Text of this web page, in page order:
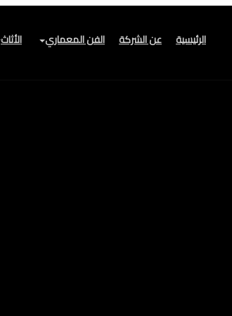
الرئيسية عن الشركة الفن المعماري الأثاث